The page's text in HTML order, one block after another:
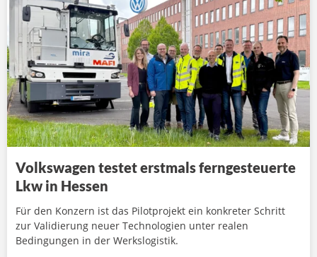
Volkswagen testet erstmals ferngesteuerte
Lkw in Hessen
Für den Konzern ist das Pilotprojekt ein konkreter Schritt
zur Validierung neuer Technologien unter realen
Bedingungen in der Werkslogistik.